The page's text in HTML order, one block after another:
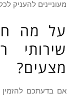
מעוניינים להעניק
על מה
מצעים?
אם בדעתכם